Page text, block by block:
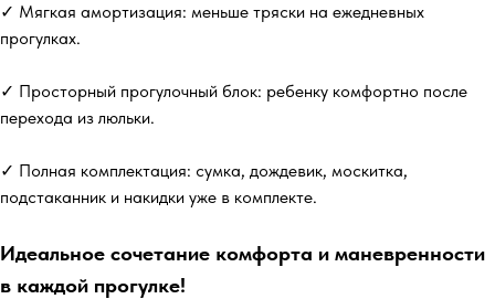
✓ Мягкая амортизация: меньше тряски на ежедневных
прогулках.
✓ Просторный прогулочный блок: ребенку комфортно после
перехода из люльки.
✓ Полная комплектация: сумка, дождевик, москитка,
подстаканник и накидки уже в комплекте.
Идеальное сочетание комфорта и маневренности
в каждой прогулке!